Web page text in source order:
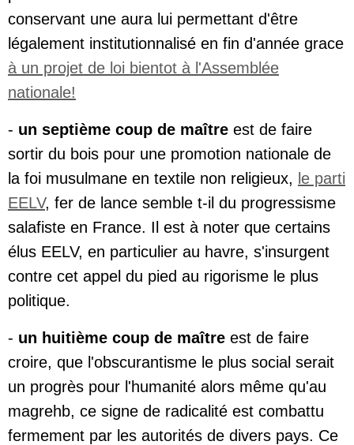
conservant une aura lui permettant d'être
légalement institutionnalisé en fin d'année grace
à un projet de loi bientot à l'Assemblée
nationale!
- un septième coup de maître est de faire
sortir du bois pour une promotion nationale de
la foi musulmane en textile non religieux, le parti
EELV, fer de lance semble t-il du progressisme
salafiste en France. Il est à noter que certains
élus EELV, en particulier au havre, s'insurgent
contre cet appel du pied au rigorisme le plus
politique.
- un huitième coup de maître est de faire
croire, que l'obscurantisme le plus social serait
un progrès pour l'humanité alors même qu'au
magrehb, ce signe de radicalité est combattu
fermement par les autorités de divers pays. Ce